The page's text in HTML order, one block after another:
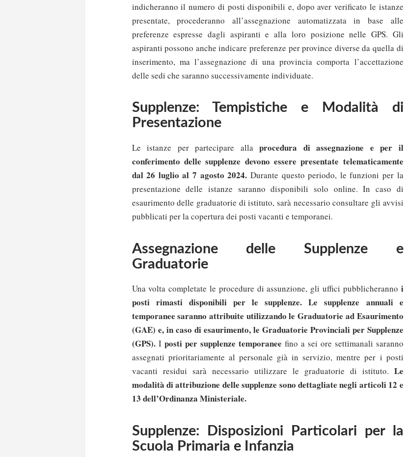
indicheranno il numero di posti disponibili e, dopo aver verificato le istanze
presentate, procederanno all’assegnazione automatizzata in base alle
preferenze espresse dagli aspiranti e alla loro posizione nelle GPS. Gli
aspiranti possono anche indicare preferenze per province diverse da quella di
inserimento, ma l’assegnazione di una provincia comporta l’accettazione
delle sedi che saranno successivamente individuate.
Supplenze: Tempistiche e Modalità di
Presentazione
Le istanze per partecipare allaprocedura di assegnazione e per il
conferimento delle supplenze devono essere presentate telematicamente
dal 26 luglio al 7 agosto 2024. Durante questo periodo, le funzioni per la
presentazione delle istanze saranno disponibili solo online. In caso di
esaurimento delle graduatorie di istituto, sarà necessario consultare gli avvisi
pubblicati per la copertura dei posti vacanti e temporanei.
Assegnazione delle Supplenze e
Graduatorie
Una volta completate le procedure di assunzione, gli uffici pubblicheranno i
posti rimasti disponibili per le supplenze. Le supplenze annuali e
temporanee saranno attribuite utilizzando le Graduatorie ad Esaurimento
(GAE) e, in caso di esaurimento, le Graduatorie Provinciali per Supplenze
(GPS).I posti per supplenze temporanee fino a sei ore settimanali saranno
assegnati prioritariamente al personale già in servizio, mentre per i posti
vacanti residui sarà necessario utilizzare le graduatorie di istituto. Le
modalità di attribuzione delle supplenze sono dettagliate negli articoli 12 e
13 dell’Ordinanza Ministeriale.
Supplenze: Disposizioni Particolari per la
Scuola Primaria e Infanzia